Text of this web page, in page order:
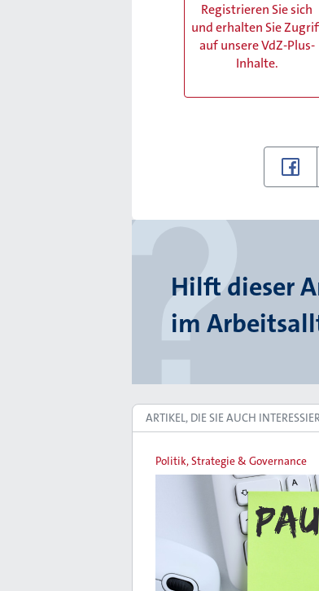
Registrieren Sie sich
und erhalten Sie
auf unsere VdZ-Plus-
Inhalte.
Hilft dieser
im
ARTIKEL, DIE SIE AUCH
Politik, Strategie & Governance